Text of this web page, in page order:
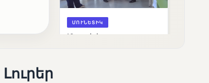
ՄՈՒՆԵՏԻԿ
Մատչելի
Լուրեր